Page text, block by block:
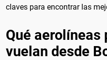
claves para encontrar las
Qué aerolíneas
vuelan desde